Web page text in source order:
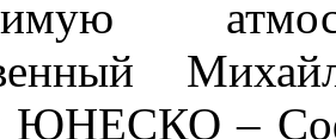
ЮНЕСКО –